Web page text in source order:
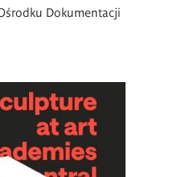
Dokumentacji